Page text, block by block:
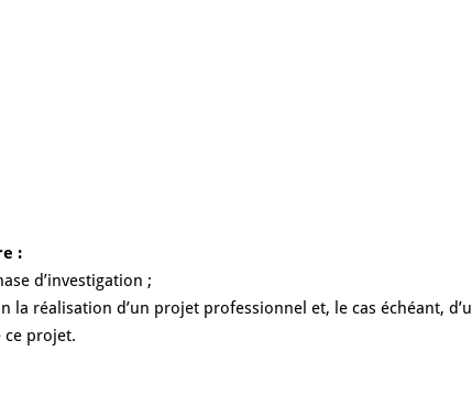
:
d’investigation ;
la réalisation d’un projet professionnel et, le cas échéant,
ce projet.